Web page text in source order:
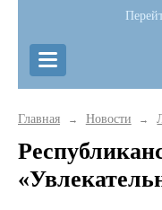
Главная → Новости →